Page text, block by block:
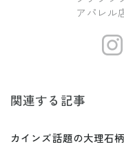
アパレル
関連する記事
カインズ話題の大理石